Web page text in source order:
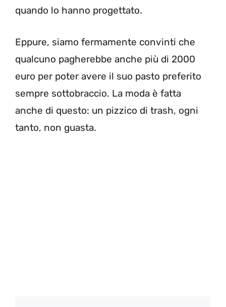
quando lo hanno progettato.
Eppure, siamo fermamente convinti che
qualcuno pagherebbe anche più di 2000
euro per poter avere il suo pasto preferito
sempre sottobraccio. La moda è fatta
anche di questo: un pizzico di trash, ogni
tanto, non guasta.